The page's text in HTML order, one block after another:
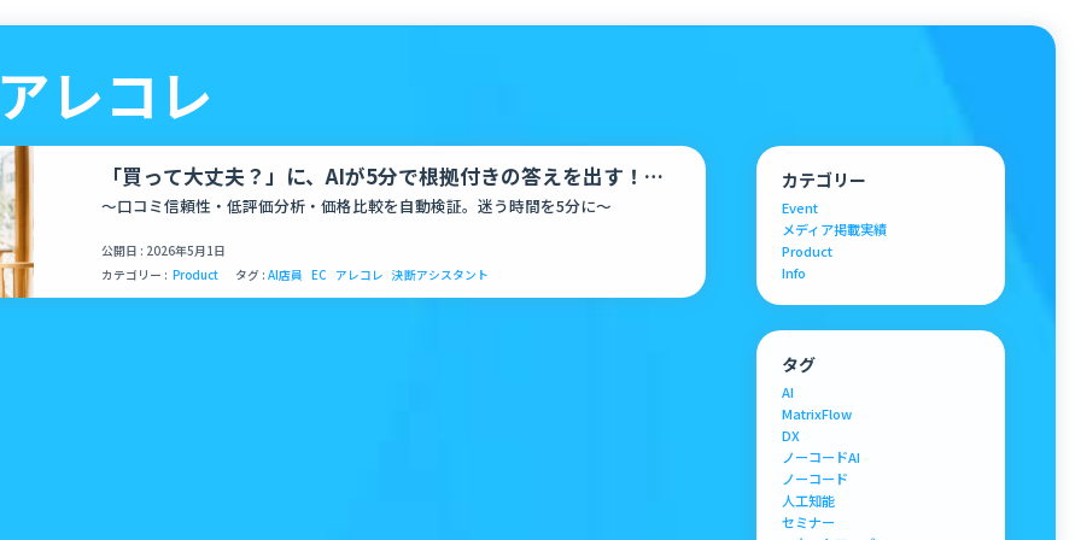
レコレ
「買って大丈夫？」に、AIが5分で根拠付きの答えを出す！お
買い物決断アシスタント「アレコレ」正式リリース
〜口コミ信頼性・低評価分析・価格比較を自動検証。迷う時間を5分に〜
公開日 : 2026年5月1日
カテゴリー : Product タグ :AI店員 EC アレコレ 決断アシスタント
カテゴリー
Event
メディア掲載実績
Product
Info
タグ
AI
MatrixFlow
DX
ノーコードAI
ノーコード
人工知能
セミナー